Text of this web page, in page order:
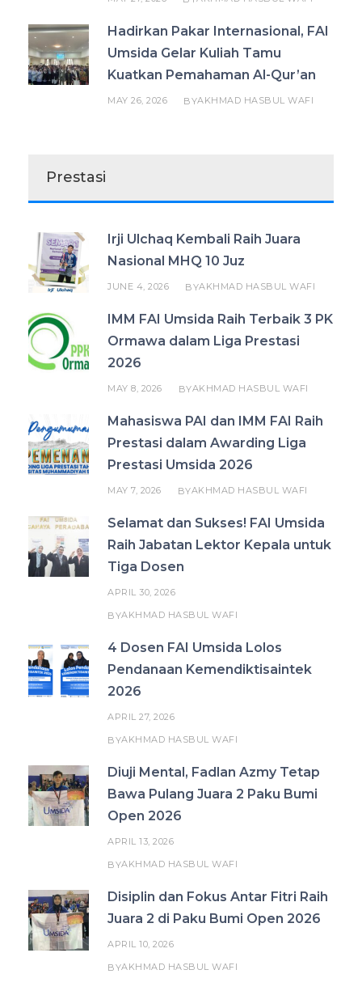
Hadirkan Pakar Internasional, FAI
Umsida Gelar Kuliah Tamu
Kuatkan Pemahaman Al-Qur’an
MAY 26, 2026 BYAKHMAD HASBUL WAFI
Prestasi
Irji Ulchaq Kembali Raih Juara
Nasional MHQ 10 Juz
JUNE 4, 2026 BYAKHMAD HASBUL WAFI
IMM FAI Umsida Raih Terbaik 3 PK
Ormawa dalam Liga Prestasi
2026
MAY 8, 2026 BYAKHMAD HASBUL WAFI
Mahasiswa PAI dan IMM FAI Raih
Prestasi dalam Awarding Liga
Prestasi Umsida 2026
MAY 7, 2026 BYAKHMAD HASBUL WAFI
Selamat dan Sukses! FAI Umsida
Raih Jabatan Lektor Kepala untuk
Tiga Dosen
APRIL 30, 2026
BYAKHMAD HASBUL WAFI
4 Dosen FAI Umsida Lolos
Pendanaan Kemendiktisaintek
2026
APRIL 27, 2026
BYAKHMAD HASBUL WAFI
Diuji Mental, Fadlan Azmy Tetap
Bawa Pulang Juara 2 Paku Bumi
Open 2026
APRIL 13, 2026
BYAKHMAD HASBUL WAFI
Disiplin dan Fokus Antar Fitri Raih
Juara 2 di Paku Bumi Open 2026
APRIL 10, 2026
BYAKHMAD HASBUL WAFI